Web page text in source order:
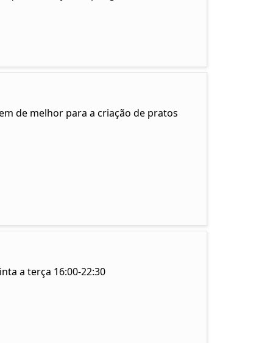
de melhor para a criação de pratos
a terça 16:00-22:30